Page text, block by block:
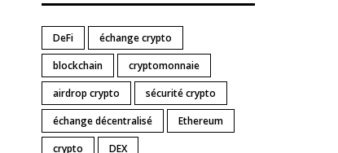
DeFi
échange crypto
blockchain
cryptomonnaie
airdrop crypto
sécurité crypto
échange décentralisé
Ethereum
crypto
DEX